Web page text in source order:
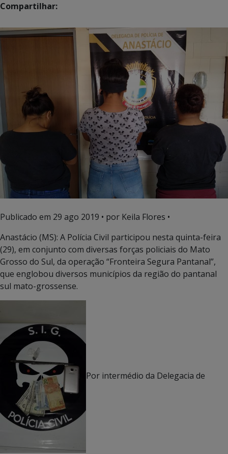
Compartilhar:
Publicado em 29 ago 2019 • por Keila Flores •
Anastácio (MS): A Polícia Civil participou nesta quinta-feira
(29), em conjunto com diversas forças policiais do Mato
Grosso do Sul, da operação “Fronteira Segura Pantanal”,
que englobou diversos municípios da região do pantanal
sul mato-grossense.
Por intermédio da Delegacia de